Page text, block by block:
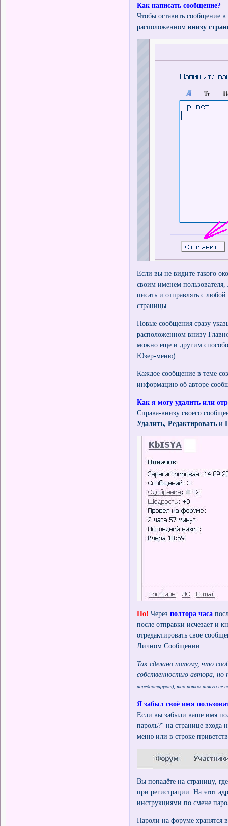
Как написать сообщение?
Чтобы оставить сообщение
расположенномвнизу
Если вы не видите такого
своим именем
писать и отправлять с
страницы.
Новые сообщения сразу
расположенном внизу
можно еще и другим
Юзер-меню).
Каждое сообщение в теме
информацию об авторе
Как я могу удалить или
Справа-внизу своего
Удалить,Редактировать и
Но! Черезполтора часа
после отправки исчезает и
отредактировать свое
Личном Сообщении.
Так сделано потому, что
собственностью автора,
наредактируют), так потом ничего не
Я забыл своё имя
Если вы забыли ваше имя
пароль?" на странице
меню или в строке
Вы попадёте на страницу,
при регистрации. На этот
инструкциями по смене
Пароли на форуме хранятся